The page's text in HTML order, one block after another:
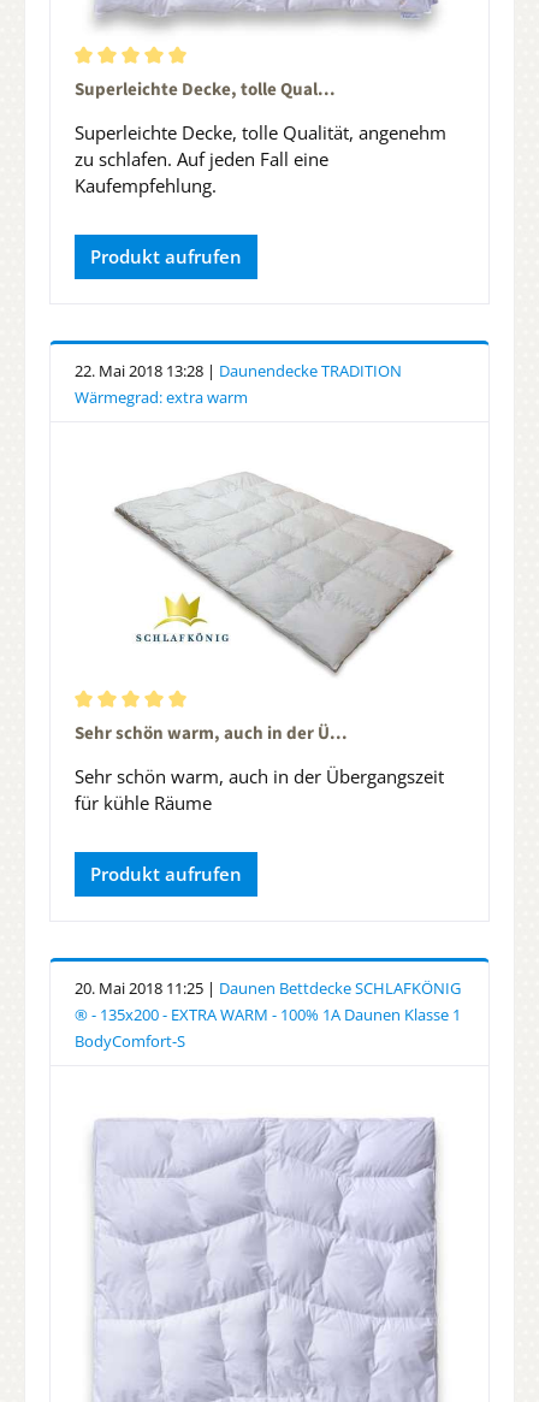
Durchschnittliche Bewertung von 5 von 5 Sternen
Superleichte Decke, tolle Qual...
Superleichte Decke, tolle Qualität, angenehm
zu schlafen. Auf jeden Fall eine
Kaufempfehlung.
Produkt aufrufen
22. Mai 2018 13:28 | Daunendecke TRADITION
Wärmegrad: extra warm
Durchschnittliche Bewertung von 5 von 5 Sternen
Sehr schön warm, auch in der Ü...
Sehr schön warm, auch in der Übergangszeit
für kühle Räume
Produkt aufrufen
20. Mai 2018 11:25 | Daunen Bettdecke SCHLAFKÖNIG
® - 135x200 - EXTRA WARM - 100% 1A Daunen Klasse 1
BodyComfort-S